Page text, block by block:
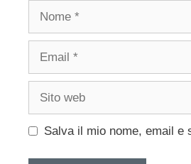
Salva il mio nome, email e